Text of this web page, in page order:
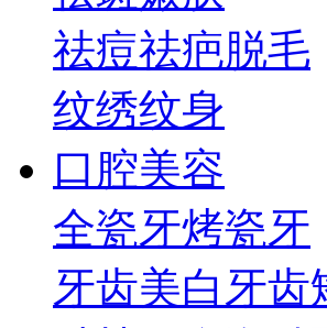
祛痘祛疤脱毛
纹绣纹身
口腔美容
全瓷牙烤瓷牙
牙齿美白 牙齿